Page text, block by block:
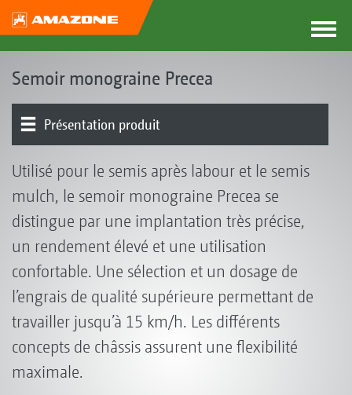
Semoir monograine Precea
Présentation produit
Utilisé pour le semis après labour et le semis
mulch, le semoir monograine Precea se
distingue par une implantation très précise,
un rendement élevé et une utilisation
confortable. Une sélection et un dosage de
l’engrais de qualité supérieure permettant de
travailler jusqu’à 15 km/h. Les différents
concepts de châssis assurent une flexibilité
maximale.